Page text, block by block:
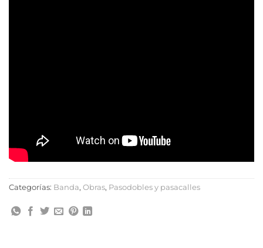
Categorías: Banda, Obras, Pasodobles y pasacalles